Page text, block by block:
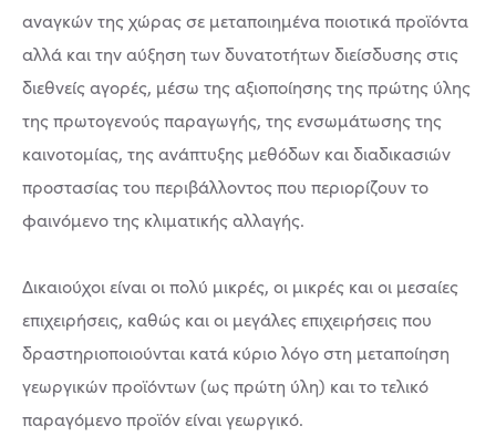
αναγκών της χώρας σε μεταποιημένα ποιοτικά προϊόντα
αλλά και την αύξηση των δυνατοτήτων διείσδυσης στις
διεθνείς αγορές, μέσω της αξιοποίησης της πρώτης ύλης
της πρωτογενούς παραγωγής, της ενσωμάτωσης της
καινοτομίας, της ανάπτυξης μεθόδων και διαδικασιών
προστασίας του περιβάλλοντος που περιορίζουν το
φαινόμενο της κλιματικής αλλαγής.
Δικαιούχοι είναι οι πολύ μικρές, οι μικρές και οι μεσαίες
επιχειρήσεις, καθώς και οι μεγάλες επιχειρήσεις που
δραστηριοποιούνται κατά κύριο λόγο στη μεταποίηση
γεωργικών προϊόντων (ως πρώτη ύλη) και το τελικό
παραγόμενο προϊόν είναι γεωργικό.